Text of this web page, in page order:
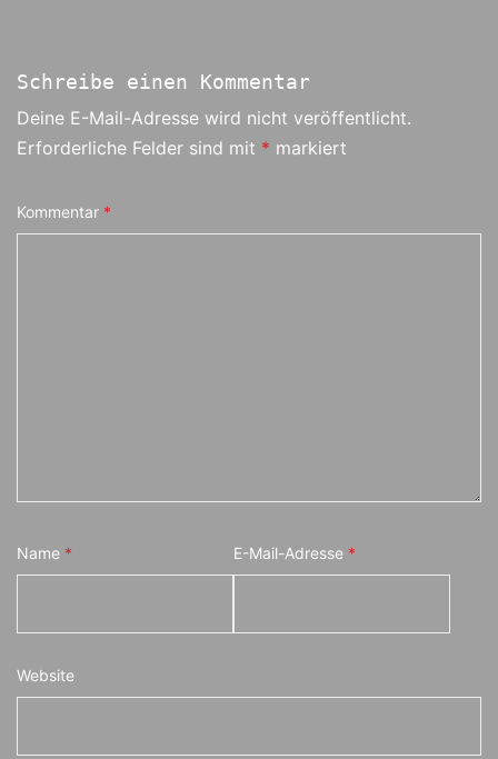
Schreibe einen Kommentar
Deine E-Mail-Adresse wird nicht veröffentlicht.
Erforderliche Felder sind mit * markiert
Kommentar *
Name * E-Mail-Adresse *
Website